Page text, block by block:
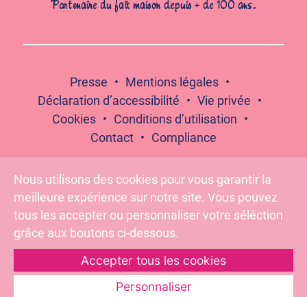
Partenaire du fait maison depuis + de 100 ans.
Presse
Mentions légales
Déclaration d’accessibilité
Vie privée
Cookies
Conditions d’utilisation
Contact
Compliance
Pour votre santé, évitez de grignoter entre les repas –
www.mangerbouger.fr
Suivez-nous :
Nous utilisons des cookies pour vous garantir la
meilleure expérience sur notre site. Vous pouvez
tous les accepter ou personnaliser votre séléction
grâce aux boutons ci-dessous.
Accepter tous les cookies
Personnaliser